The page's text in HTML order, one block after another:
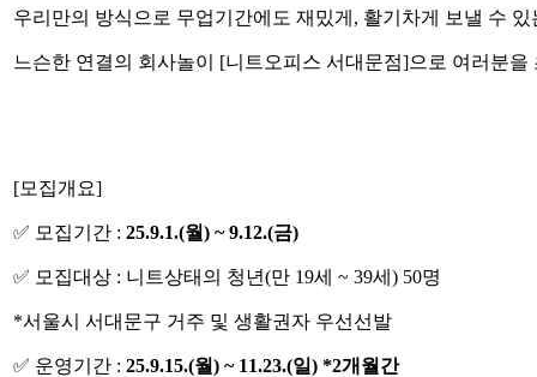
우리만의 방식으로 무업기간에도 재밌게, 활기차게 보낼 수 있
느슨한 연결의 회사놀이 [니트오피스 서대문점]으로 여러분을
[모집개요]
✅ 모집기간 : 25.9.1.(월) ~ 9.12.(금)
✅ 모집대상 : 니트상태의 청년(만 19세 ~ 39세) 50명
*서울시 서대문구 거주 및 생활권자 우선선발
✅ 운영기간 : 25.9.15.(월) ~ 11.23.(일) *2개월간